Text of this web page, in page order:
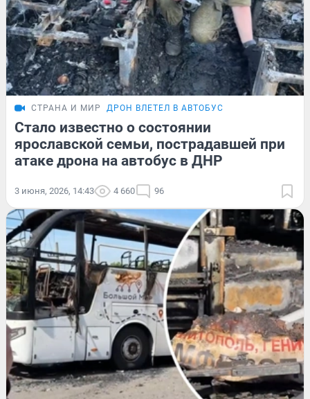
СТРАНА И МИР ДРОН ВЛЕТЕЛ В АВТОБУС
Стало известно о состоянии
ярославской семьи, пострадавшей при
атаке дрона на автобус в ДНР
3 июня, 2026, 14:43 4 660 96